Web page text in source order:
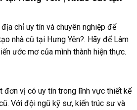
chỉ uy tín và chuyên nghiệp để
nhà cũ tại Hưng Yên?. Hãy để Lâm
ước mơ của mình thành hiện thực.
đơn vị có uy tín trong lĩnh vực thiết kế
Với đội ngũ kỹ sư, kiến trúc sư và